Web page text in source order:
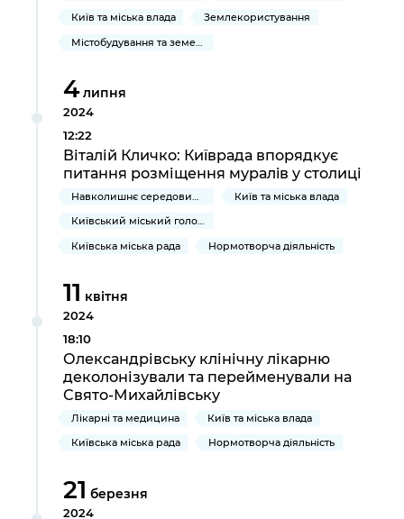
Kyiv International Relations
Річні звіти
Гендерна політика
Безбар'єрність
Київська міська військова адміністрація
Портал Захисників та Захисниць
Портал послуг
Міський застосунок Київ Цифровий
Важливе під час воєнного стану
Уряд» – місцевий рівень»
Важливе під час воєнного стану
Про відкриті дані
Публічні дашборди
Київ та міська влада
Землекористування
Містобудування та земельні ділянки
4 липня
2024
12:22
Віталій Кличко: Київрада впорядкує
питання розміщення муралiв у столиці
Київ та міська влада
Київський міський голова
Київська міська рада
Нормотворча діяльність
11 квітня
2024
18:10
Олександрівську клінічну лікарню
деколонізували та перейменували на
Свято-Михайлівську
Лікарні та медицина
Київ та міська влада
Київська міська рада
Нормотворча діяльність
21 березня
2024